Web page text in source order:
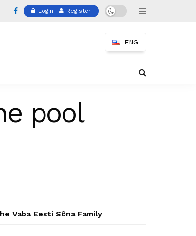
Login Register
ENG
pool
Vaba Eesti Sõna Family